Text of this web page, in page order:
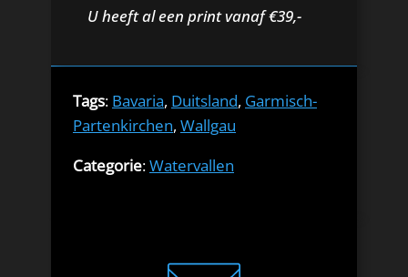
U heeft al een print vanaf €39,-
Tags: Bavaria, Duitsland, Garmisch-
Partenkirchen, Wallgau
Categorie:Watervallen